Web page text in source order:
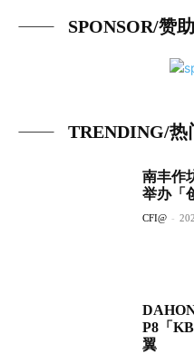
SPONSOR/赞
TRENDING/热
南丰作
举办「
CFI@ -
P8「
翼